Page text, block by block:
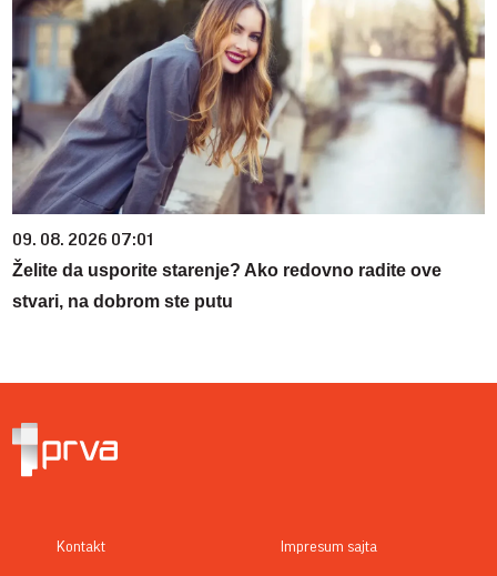
09. 08. 2026 07:01
Želite da usporite starenje? Ako redovno radite ove
stvari, na dobrom ste putu
Kontakt Impresum sajta